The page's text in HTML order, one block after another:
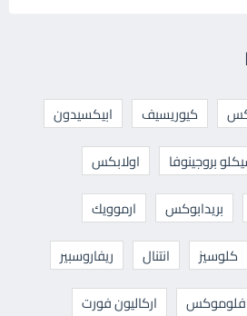
كيوريسيف
ابيكسيدون
بروجينوفا
اولابكس
بريدابوكس
ارموويك
كلوسيز انتنال
ريفاروسبير
فلوموكس
اركاليون فورت